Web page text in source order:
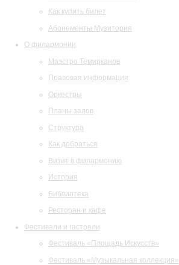
Как купить билет
Абонементы Музитория
О филармонии
Маэстро Темирканов
Правовая информация
Оркестры
Планы залов
Структура
Как добраться
Визит в филармонию
История
Библиотека
Ресторан и кафе
Фестивали и гастроли
Фестиваль «Площадь Искусств»
Фестиваль «Музыкальная коллекция»